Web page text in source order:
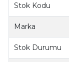
Stok Kodu
Marka
Stok Durumu